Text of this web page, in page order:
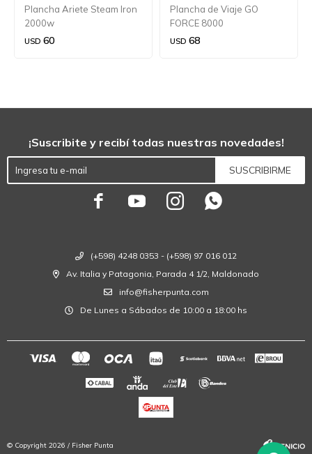
Plancha Ariete Steam Iron
2000w
USD 60
Plancha de Viaje GO
FORCE 8000
USD 68
(+598) 4248 0353 - (+598) 97 016 012
Av. Italia y Patagonia, Parada 4 1/2, Maldonado
info@fisherpunta.com
De Lunes a Sábados de 10:00 a 18:00 hs
¡Suscribite y recibí todas nuestras novedades!
SUSCRIBIRME
   
© Copyright 2026 / Fisher Punta